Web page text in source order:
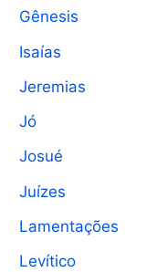
Gênesis
Isaías
Jeremias
Jó
Josué
Juízes
Lamentações
Levítico